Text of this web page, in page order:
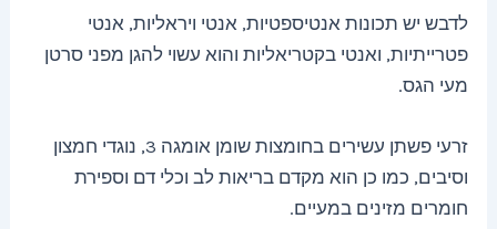
לדבש יש תכונות אנטיספטיות, אנטי ויראליות, אנטי
פטרייתיות, ואנטי בקטריאליות והוא עשוי להגן מפני סרטן
מעי הגס.
זרעי פשתן עשירים בחומצות שומן אומגה 3, נוגדי חמצון
וסיבים, כמו כן הוא מקדם בריאות לב וכלי דם וספירת
חומרים מזינים במעיים.